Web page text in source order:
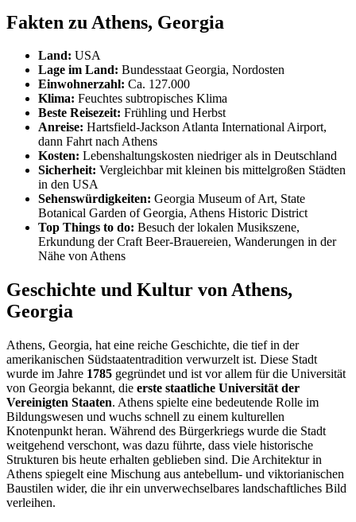
Fakten zu Athens, Georgia
Land: USA
Lage im Land: Bundesstaat Georgia, Nordosten
Einwohnerzahl: Ca. 127.000
Klima: Feuchtes subtropisches Klima
Beste Reisezeit: Frühling und Herbst
Anreise: Hartsfield-Jackson Atlanta International Airport,
dann Fahrt nach Athens
Kosten: Lebenshaltungskosten niedriger als in Deutschland
Sicherheit: Vergleichbar mit kleinen bis mittelgroßen Städten
in den USA
Sehenswürdigkeiten: Georgia Museum of Art, State
Botanical Garden of Georgia, Athens Historic District
Top Things to do: Besuch der lokalen Musikszene,
Erkundung der Craft Beer-Brauereien, Wanderungen in der
Nähe von Athens
Geschichte und Kultur von Athens,
Georgia
Athens, Georgia, hat eine reiche Geschichte, die tief in der
amerikanischen Südstaatentradition verwurzelt ist. Diese Stadt
wurde im Jahre 1785 gegründet und ist vor allem für die Universität
von Georgia bekannt, die erste staatliche Universität der
Vereinigten Staaten. Athens spielte eine bedeutende Rolle im
Bildungswesen und wuchs schnell zu einem kulturellen
Knotenpunkt heran. Während des Bürgerkriegs wurde die Stadt
weitgehend verschont, was dazu führte, dass viele historische
Strukturen bis heute erhalten geblieben sind. Die Architektur in
Athens spiegelt eine Mischung aus antebellum- und viktorianischen
Baustilen wider, die ihr ein unverwechselbares landschaftliches Bild
verleihen.